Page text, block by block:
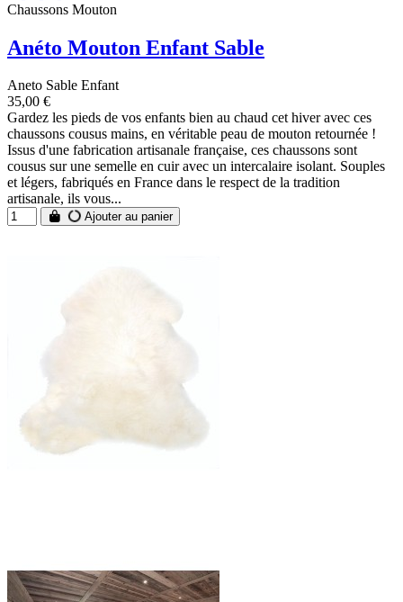
Chaussons Mouton
Anéto Mouton Enfant Sable
Aneto Sable Enfant
35,00 €
Gardez les pieds de vos enfants bien au chaud cet hiver avec ces
chaussons cousus mains, en véritable peau de mouton retournée !
Issus d'une fabrication artisanale française, ces chaussons sont
cousus sur une semelle en cuir avec un intercalaire isolant. Souples
et légers, fabriqués en France dans le respect de la tradition
artisanale, ils vous...
Ajouter au panier